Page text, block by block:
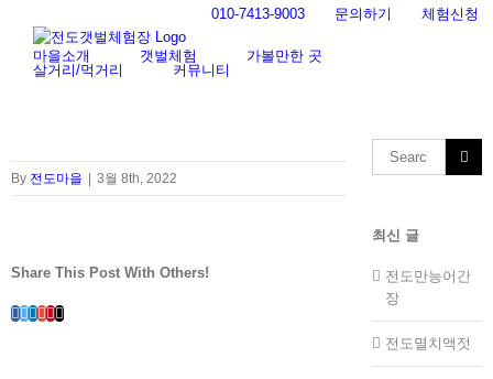
content
010-7413-9003 문의하기 체험신청
마을소개 갯벌체험
가볼만한 곳
살거리/먹거리
커뮤니티
By 전도마을 3월 8th, 2022
Share This Post With Others!
Facebook
Twitter
LinkedIn
Whatsapp
Google+
Pinterest
Email
Search
for:
최신 글
전도만능어간
장
전도멸치액젓